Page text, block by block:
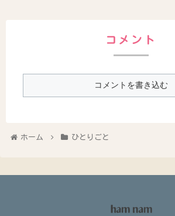
コメント
コメントを書き込む
ホーム ひとりごと